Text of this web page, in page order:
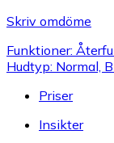
Skriv omdöme
Funktioner:
Hudtyp: Normal,
Priser
Insikter